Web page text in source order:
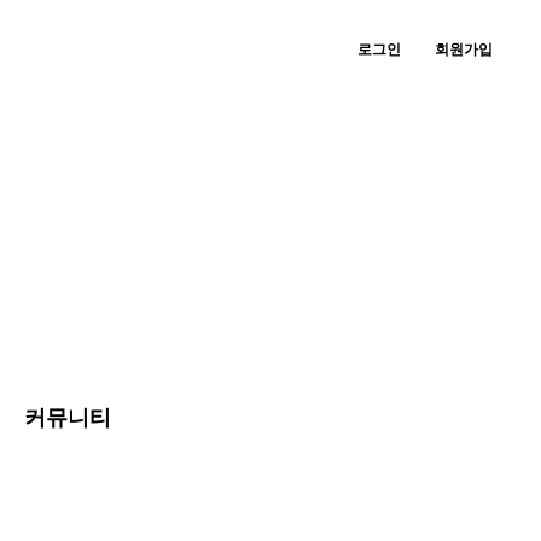
로그인 회원가입
커뮤니티